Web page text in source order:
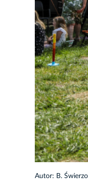
Autor: B.